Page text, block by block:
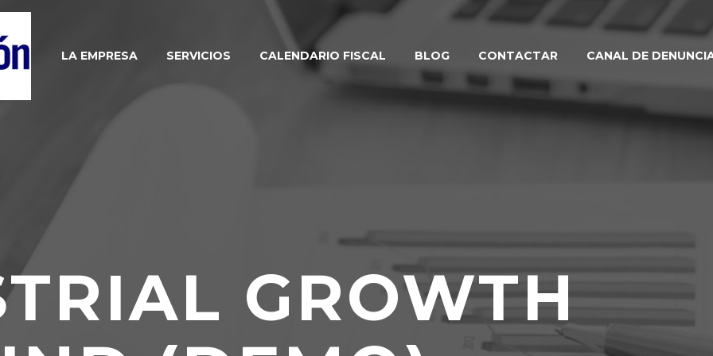
LA EMPRESA SERVICIOS CALENDARIO FISCAL BLOG CONTACTAR CANAL DE
GROWTH